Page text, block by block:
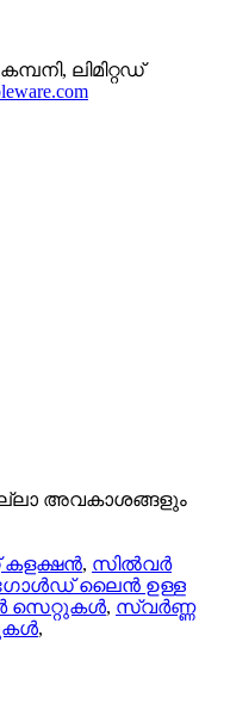
ലിമിറ്റഡ്
എല്ലാ അവകാശങ്ങളും
കളക്ഷൻ, സിൽവർ
ലൈൻ ഉള്ള
സെറ്റുകൾ, സ്വർണ്ണ
,